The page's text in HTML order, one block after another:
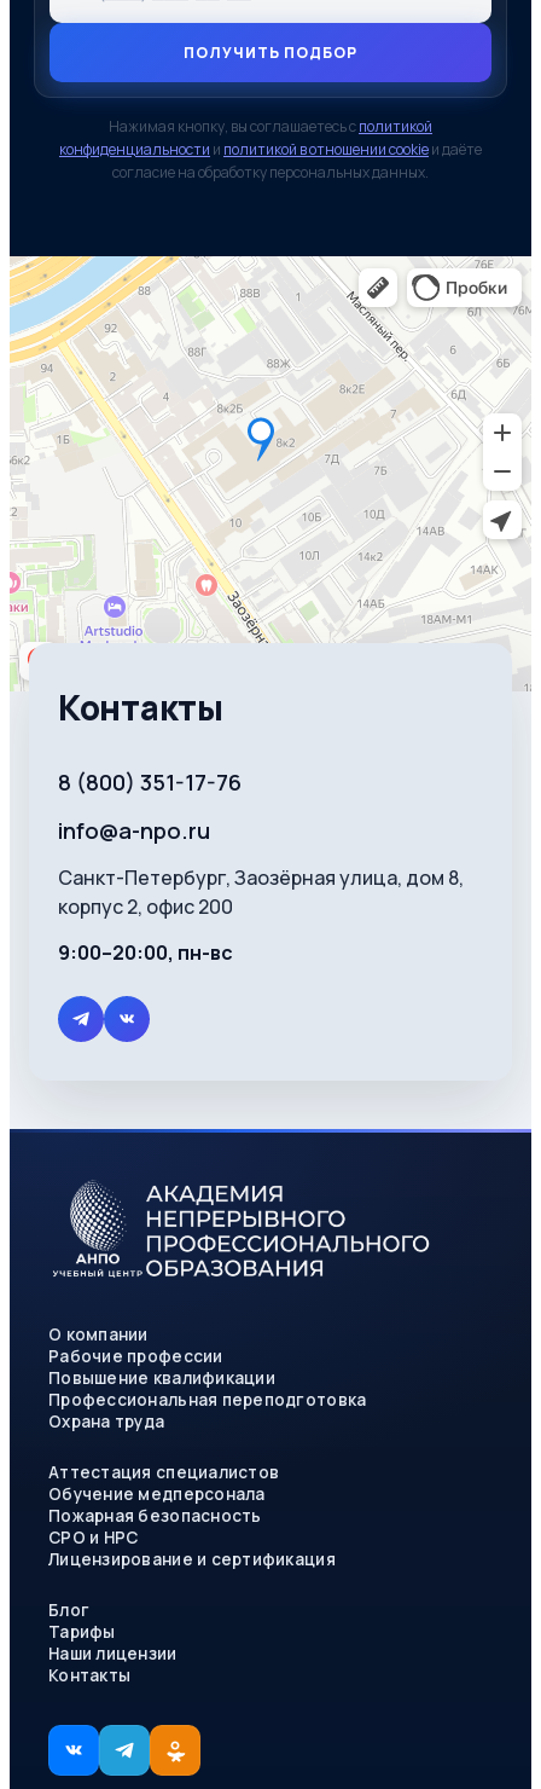
ПОЛУЧИТЬ ПОДБОР
Нажимая кнопку, вы соглашаетесь сполитикой
конфиденциальности и политикой в отношении cookieи даёте
согласие на обработку персональных данных.
Контакты
8 (800) 351-17-76
info@a-npo.ru
Санкт-Петербург, Заозёрная улица, дом 8,
корпус 2, офис 200
9:00–20:00, пн-вс
О компании
Рабочие профессии
Повышение квалификации
Профессиональная переподготовка
Охрана труда
Аттестация специалистов
Обучение медперсонала
Пожарная безопасность
СРО и НРС
Лицензирование и сертификация
Блог
Тарифы
Наши лицензии
Контакты